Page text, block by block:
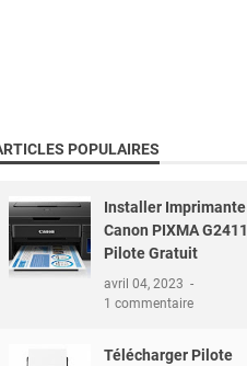
POPULAIRES
Installer Imprimante
Canon PIXMA G2411
Pilote Gratuit
avril 04, 2023
1 commentaire
Télécharger Pilote